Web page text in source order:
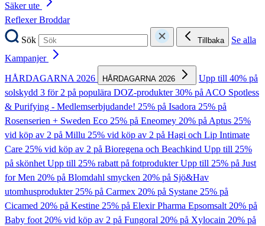
Säker ute
ReflexerBroddar
Sök
Tillbaka
Se alla
Kampanjer
HÅRDAGARNA 2026
HÅRDAGARNA 2026
Upp till 40% på
solskydd 3 för 2 på populära DOZ-produkter30% på ACO Spotless
& Purifying - Medlemserbjudande! 25% på Isadora 25% på
Rosenserien + Sweden Eco 25% på Eneomey 20% på Aptus 25%
vid köp av 2 på Millu 25% vid köp av 2 på Hagi och Lip Intimate
Care 25% vid köp av 2 på Bioregena och Beachkind Upp till 25%
på skönhetUpp till 25% rabatt på fotprodukterUpp till 25% på Just
for Men 20% på Blomdahl smycken 20% på Sjö&Hav
utomhusprodukter25% på Carmex 20% på Systane 25% på
Cicamed 20% på Kestine 25% på Elexir Pharma Epsomsalt20% på
Baby foot20% vid köp av 2 på Fungoral 20% på Xylocain 20% på